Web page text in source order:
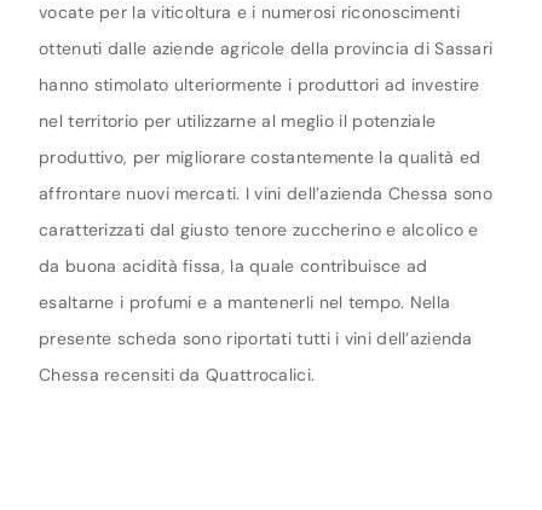
vocate per la viticoltura e i numerosi riconoscimenti
ottenuti dalle aziende agricole della provincia di Sassari
hanno stimolato ulteriormente i produttori ad investire
nel territorio per utilizzarne al meglio il potenziale
produttivo, per migliorare costantemente la qualità ed
affrontare nuovi mercati. I vini dell’azienda Chessa sono
caratterizzati dal giusto tenore zuccherino e alcolico e
da buona acidità fissa, la quale contribuisce ad
esaltarne i profumi e a mantenerli nel tempo. Nella
presente scheda sono riportati tutti i vini dell’azienda
Chessa recensiti da Quattrocalici.